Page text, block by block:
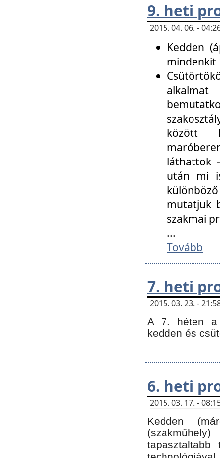
9. heti
2015. 04. 06. -
Kedden
mindenkit
között
láthattok
után mi
mutatjuk
szakmai
...
Tovább
7. heti
2015. 03. 23. -
A 7. héten a
kedden és
6. heti
2015. 03. 17. -
Kedden
tapasztaltabb